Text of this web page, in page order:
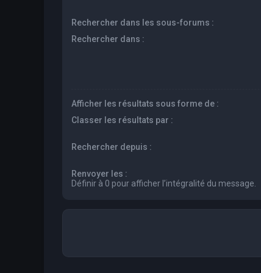
Rechercher dans les sous-forums :
Rechercher dans :
Afficher les résultats sous forme de :
Classer les résultats par :
Rechercher depuis :
Renvoyer les :
Définir à 0 pour afficher l’intégralité du message.